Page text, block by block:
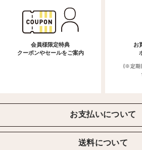
会員様限定特典
クーポンやセールをご案内
お
(※定期
お支払いについて
送料について